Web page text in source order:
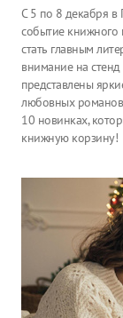
С 5 по 8 декабря в
событие книжного
стать главным
внимание на
представлены
любовных романов
10 новинках,
книжную корзину!